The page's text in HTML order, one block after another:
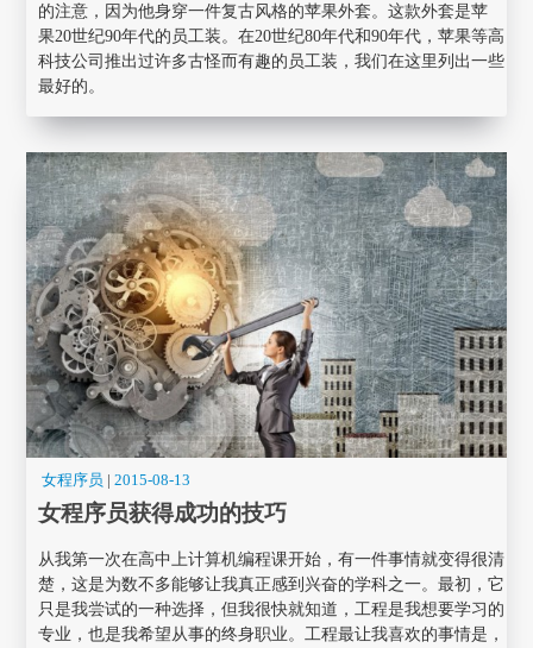
的注意，因为他身穿一件复古风格的苹果外套。这款外套是苹
果20世纪90年代的员工装。在20世纪80年代和90年代，苹果等高
科技公司推出过许多古怪而有趣的员工装，我们在这里列出一些
最好的。
女程序员 |2015-08-13
女程序员获得成功的技巧
从我第一次在高中上计算机编程课开始，有一件事情就变得很清
楚，这是为数不多能够让我真正感到兴奋的学科之一。最初，它
只是我尝试的一种选择，但我很快就知道，工程是我想要学习的
专业，也是我希望从事的终身职业。工程最让我喜欢的事情是，